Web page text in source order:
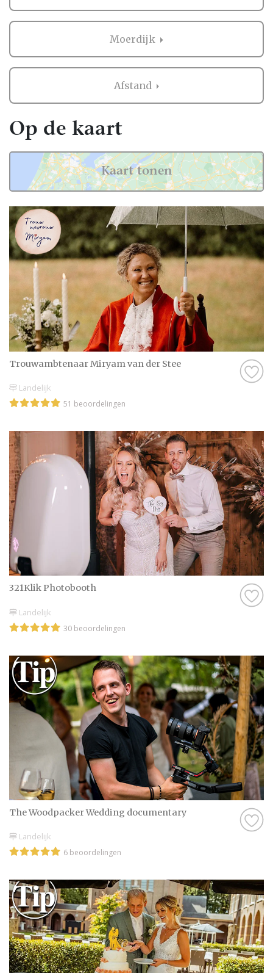
Moerdijk
Afstand
Trouwambtenaar Miryam van der Stee
Landelijk
51 beoordelingen
321Klik Photobooth
Landelijk
30 beoordelingen
The Woodpacker Wedding documentary
Landelijk
6 beoordelingen
Op de kaart
Kaart tonen